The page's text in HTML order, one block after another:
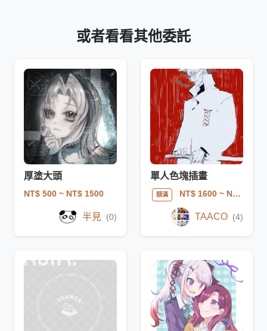
或者看看其他委託
厚塗大頭
NT$ 500 ~ NT$ 1500
半見 (0)
單人色塊插畫
額滿 NT$ 1600~ NT$ 1600
TAACO (4)